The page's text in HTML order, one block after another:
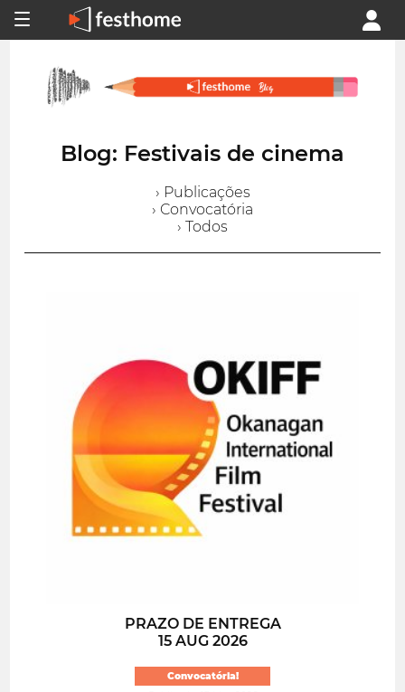
Blog: Festivais de cinema
› Publicações
› Convocatória
› Todos
PRAZO DE ENTREGA
15 AUG 2026
Convocatória!